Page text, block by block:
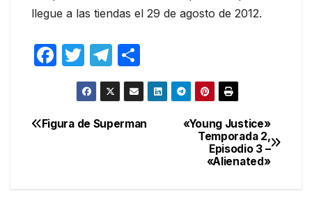
llegue a las tiendas el 29 de agosto de 2012.
F
e
T
w
itt
er
T
el
e
gr
o
m
p
Navegación
«Young Justice»
Temporada 2,
Episodio 3 –
«Alienated»
Figura de Superman